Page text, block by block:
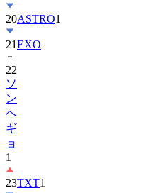
20ASTRO1
21EXO
22
ソ
ン
ヘ
ギ
ョ
1
23TXT1